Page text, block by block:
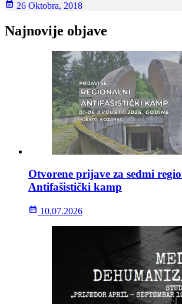
26 Oktobra, 2018
Najnovije objave
Otvorene prijave za sedmi
Antifašistički kamp
10.07.2026